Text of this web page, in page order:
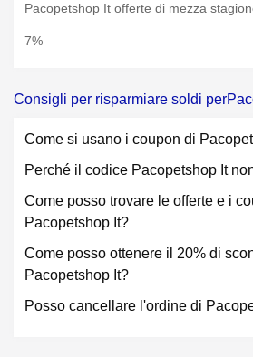
Pacopetshop It offerte di mezza
7%
Consigli per risparmiare soldi
Come si usano i coupon di
Perché il codice Pacopetshop It
Come posso trovare le offerte e i
Pacopetshop It?
Come posso ottenere il 20% di
Pacopetshop It?
Posso cancellare l'ordine di